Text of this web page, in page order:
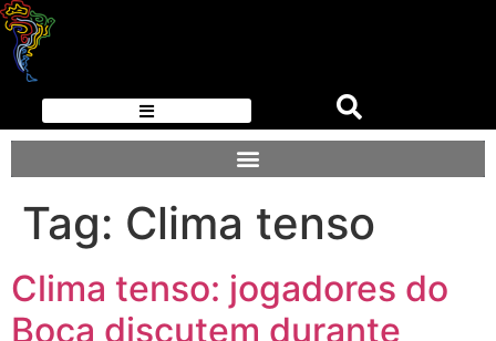
Tag: Clima tenso
Clima tenso: jogadores do
Boca discutem durante